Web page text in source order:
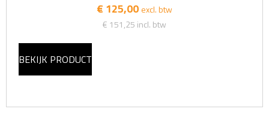
€ 125,00 excl. btw
€ 151,25 incl. btw
BEKIJK PRODUCT